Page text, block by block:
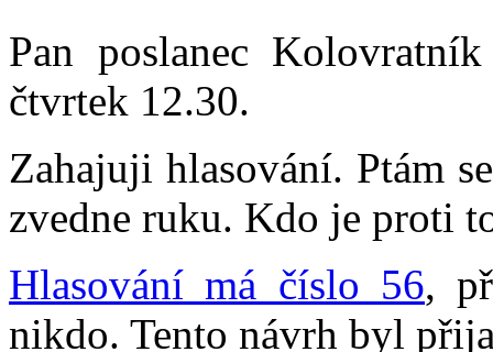
Pan poslanec
čtvrtek 12.30.
Zahajuji hlasování. Ptám
zvedne ruku. Kdo je proti
Hlasování má číslo 56,
nikdo. Tento návrh byl